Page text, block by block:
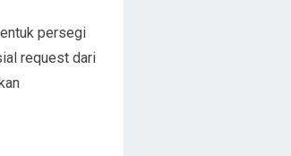
persegi
request dari